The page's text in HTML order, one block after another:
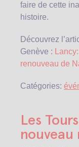
faire de cette
histoire.
Découvrez
Genève :
renouveau de
Catégories:
Les
nouveau